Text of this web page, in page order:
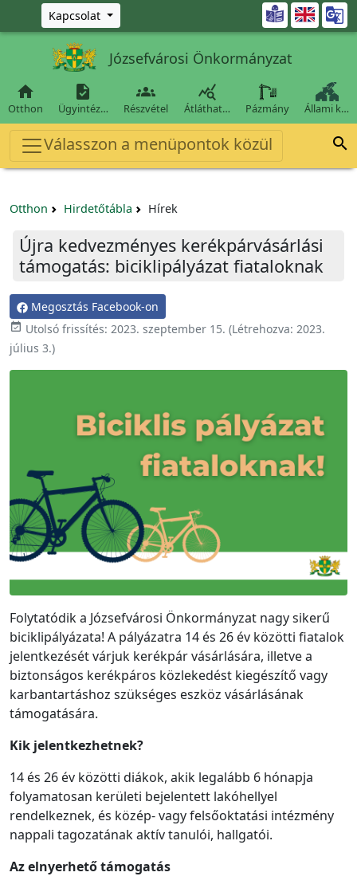
Ugrás a fő tartalomra
Kapcsolat 
Józsefvárosi Önkormányzat

Otthon

Ügyintéz…

Részvétel

Átláthat… Pázmány Állami k…
Válasszon a menüpontok közül 
Otthon Hirdetőtábla Hírek
Újra kedvezményes kerékpárvásárlási
támogatás: biciklipályázat fiataloknak
Megosztás Facebook-on
 Utolsó frissítés: 2023. szeptember 15. (Létrehozva: 2023.
július 3.)
Folytatódik a Józsefvárosi Önkormányzat nagy sikerű
biciklipályázata! A pályázatra 14 és 26 év közötti fiatalok
jelentkezését várjuk kerékpár vásárlására, illetve a
biztonságos kerékpáros közlekedést kiegészítő vagy
karbantartáshoz szükséges eszköz vásárlásának
támogatására.
Kik jelentkezhetnek?
14 és 26 év közötti diákok, akik legalább 6 hónapja
folyamatosan kerületi bejelentett lakóhellyel
rendelkeznek, és közép- vagy felsőoktatási intézmény
nappali tagozatának aktív tanulói, hallgatói.
Az elnyerhető támogatás